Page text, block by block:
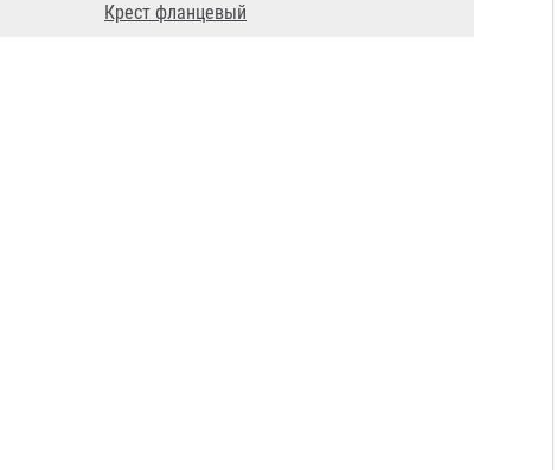
Крест фланцевый